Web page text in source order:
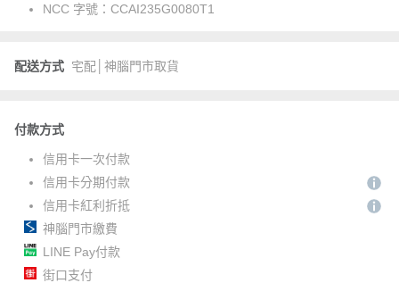
NCC 字號： CCAI235G0080T1
配送方式 宅配│神腦門市取貨
付款方式
信用卡一次付款
信用卡分期付款
信用卡紅利折抵
神腦門市繳費
LINE Pay付款
街口支付